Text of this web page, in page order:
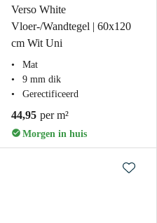
Verso White
Vloer-/Wandtegel | 60x120
cm Wit Uni
Mat
9 mm dik
Gerectificeerd
44,95 per m²
Morgen in huis